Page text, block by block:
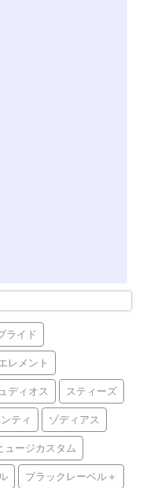
ライド
レメント
ディオス スティーズ
ティ ゾディアス
ュージカスタム
ブラックレーベル＋